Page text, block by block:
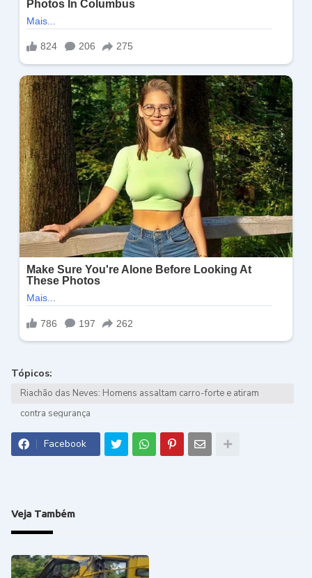
Tópicos:
Riachão das Neves: Homens assaltam carro-forte e atiram
contra segurança
Facebook
Veja Também